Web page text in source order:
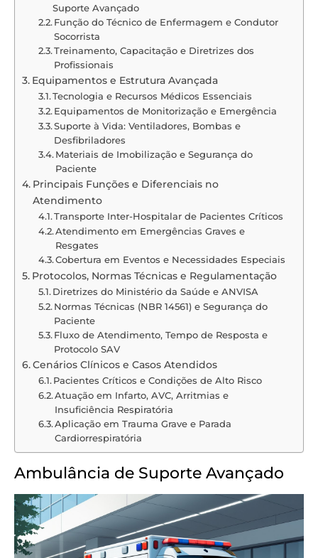
Suporte Avançado
Função do Técnico de Enfermagem e Condutor
Socorrista
Treinamento, Capacitação e Diretrizes dos
Profissionais
Equipamentos e Estrutura Avançada
Tecnologia e Recursos Médicos Essenciais
Equipamentos de Monitorização e Emergência
Suporte à Vida: Ventiladores, Bombas e
Desfibriladores
Materiais de Imobilização e Segurança do
Paciente
Principais Funções e Diferenciais no
Atendimento
Transporte Inter-Hospitalar de Pacientes Críticos
Atendimento em Emergências Graves e
Resgates
Cobertura em Eventos e Necessidades Especiais
Protocolos, Normas Técnicas e Regulamentação
Diretrizes do Ministério da Saúde e ANVISA
Normas Técnicas (NBR 14561) e Segurança do
Paciente
Fluxo de Atendimento, Tempo de Resposta e
Protocolo SAV
Cenários Clínicos e Casos Atendidos
Pacientes Críticos e Condições de Alto Risco
Atuação em Infarto, AVC, Arritmias e
Insuficiência Respiratória
Aplicação em Trauma Grave e Parada
Cardiorrespiratória
Ambulância de Suporte Avançado